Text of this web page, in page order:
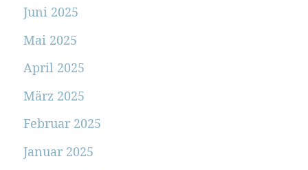
Juni 2025
Mai 2025
April 2025
März 2025
Februar 2025
Januar 2025